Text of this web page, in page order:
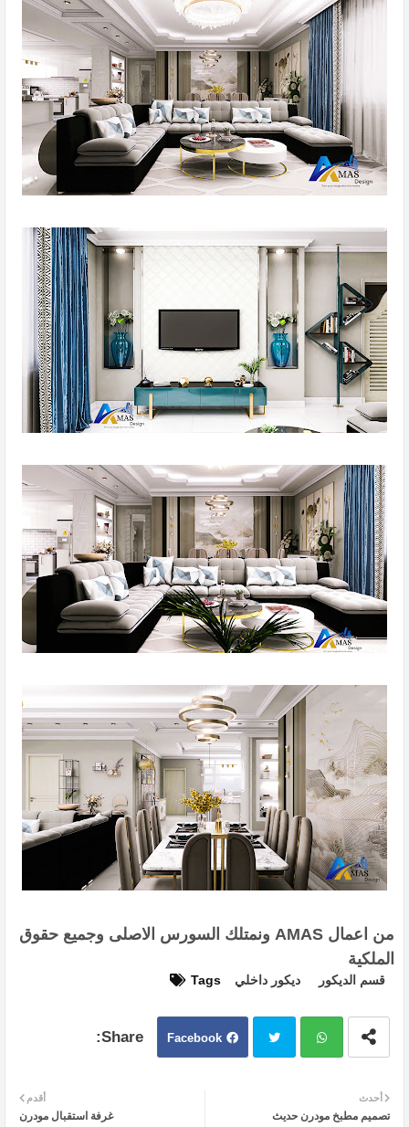
من اعمال AMAS ونمتلك السورس الاصلى وجميع حقوق
الملكية
Tags ديكور داخلي قسم الديكور
Facebook
ter atsa
أحدث
تصميم مطبخ مودرن حديث
أقدم
غرفة استقبال مودرن